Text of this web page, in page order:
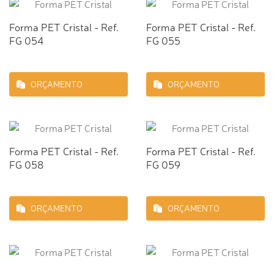
Forma PET Cristal - Ref.
FG 054
ORÇAMENTO
Forma PET Cristal - Ref.
FG 055
ORÇAMENTO
Forma PET Cristal - Ref.
FG 058
ORÇAMENTO
Forma PET Cristal - Ref.
FG 059
ORÇAMENTO